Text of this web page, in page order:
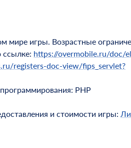
мире игры. Возрастные
ссылке: https://overmobile.ru/doc/
registers-doc-view/fips_servlet?
PHP
и стоимости игры: